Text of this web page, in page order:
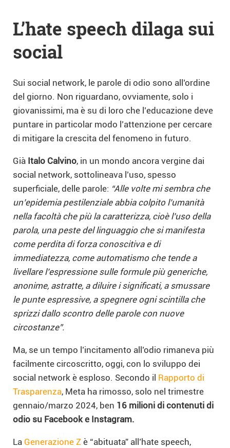
L’hate speech dilaga sui
social
Sui social network, le parole di odio sono all’ordine
del giorno. Non riguardano, ovviamente, solo i
giovanissimi, ma è su di loro che l’educazione deve
puntare in particolar modo l’attenzione per cercare
di mitigare la crescita del fenomeno in futuro.
Già Italo Calvino, in un mondo ancora vergine dai
social network, sottolineava l’uso, spesso
superficiale, delle parole: “Alle volte mi sembra che
un’epidemia pestilenziale abbia colpito l’umanità
nella facoltà che più la caratterizza, cioè l’uso della
parola, una peste del linguaggio che si manifesta
come perdita di forza conoscitiva e di
immediatezza, come automatismo che tende a
livellare l’espressione sulle formule più generiche,
anonime, astratte, a diluire i significati, a smussare
le punte espressive, a spegnere ogni scintilla che
sprizzi dallo scontro delle parole con nuove
circostanze”.
Ma, se un tempo l’incitamento all’odio rimaneva più
facilmente circoscritto, oggi, con lo sviluppo dei
social network è esploso. Secondo il Rapporto di
Trasparenza, Meta ha rimosso, solo nel trimestre
gennaio/marzo 2024, ben 16 milioni di contenuti di
odio su Facebook e Instagram.
La Generazione Z è “abituata” all’hate speech,